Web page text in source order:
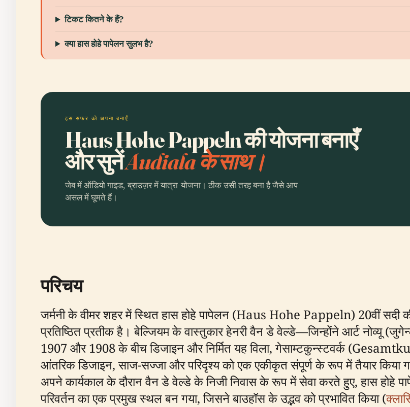
टिकट कितने के हैं?
क्या हास होहे पापेलन सुलभ है?
इस सफर को अपना बनाएँ
Haus Hohe Pappeln की योजना बनाएँ
और सुनेंAudiala के साथ।
जेब में ऑडियो गाइड, ब्राउज़र में यात्रा-योजना। ठीक उसी तरह बना है जैसे आप
असल में घूमते हैं।
परिचय
जर्मनी के वीमर शहर में स्थित हास होहे पापेलन (Haus Hohe Pappeln) 20वीं
प्रतिष्ठित प्रतीक है। बेल्जियम के वास्तुकार हेनरी वैन डे वेल्डे—जिन्होंने आर्ट नोव्यू
1907 और 1908 के बीच डिजाइन और निर्मित यह विला, गेसाम्टकुन्स्टवर्क
आंतरिक डिजाइन, साज-सज्जा और परिदृश्य को एक एकीकृत संपूर्ण के रूप में तैयार
अपने कार्यकाल के दौरान वैन डे वेल्डे के निजी निवास के रूप में सेवा करते हुए, हास होहे
परिवर्तन का एक प्रमुख स्थल बन गया, जिसने बाउहॉस के उद्भव को प्रभावित किया (